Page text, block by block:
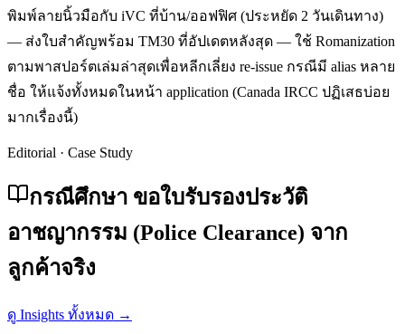
พิมพ์ลายนิ้วมือกับ iVC ที่บ้าน/ออฟฟิศ (ประหยัด 2 วันเดินทาง)
— ส่งใบสำคัญพร้อม TM30 ที่อัปเดตหลังสุด — ใช้ Romanization
ตามพาสปอร์ตเล่มล่าสุดเพื่อหลีกเลี่ยง re-issue กรณีมี alias หลาย
ชื่อ ให้แจ้งทั้งหมดในหน้า application (Canada IRCC ปฏิเสธบ่อย
มากเรื่องนี้)
Editorial · Case Study
กรณีศึกษา ขอใบรับรองประวัติ
อาชญากรรม (Police Clearance) จาก
ลูกค้าจริง
ดู Insights ทั้งหมด →